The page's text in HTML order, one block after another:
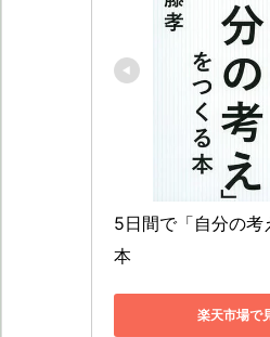
5日間で「自分の考
本
楽天市場で